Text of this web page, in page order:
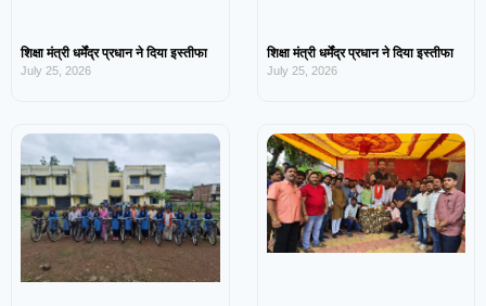
शिक्षा मंत्री धर्मेंद्र प्रधान ने दिया इस्तीफा
July 25, 2026
शिक्षा मंत्री धर्मेंद्र प्रधान ने दिया इस्तीफा
July 25, 2026